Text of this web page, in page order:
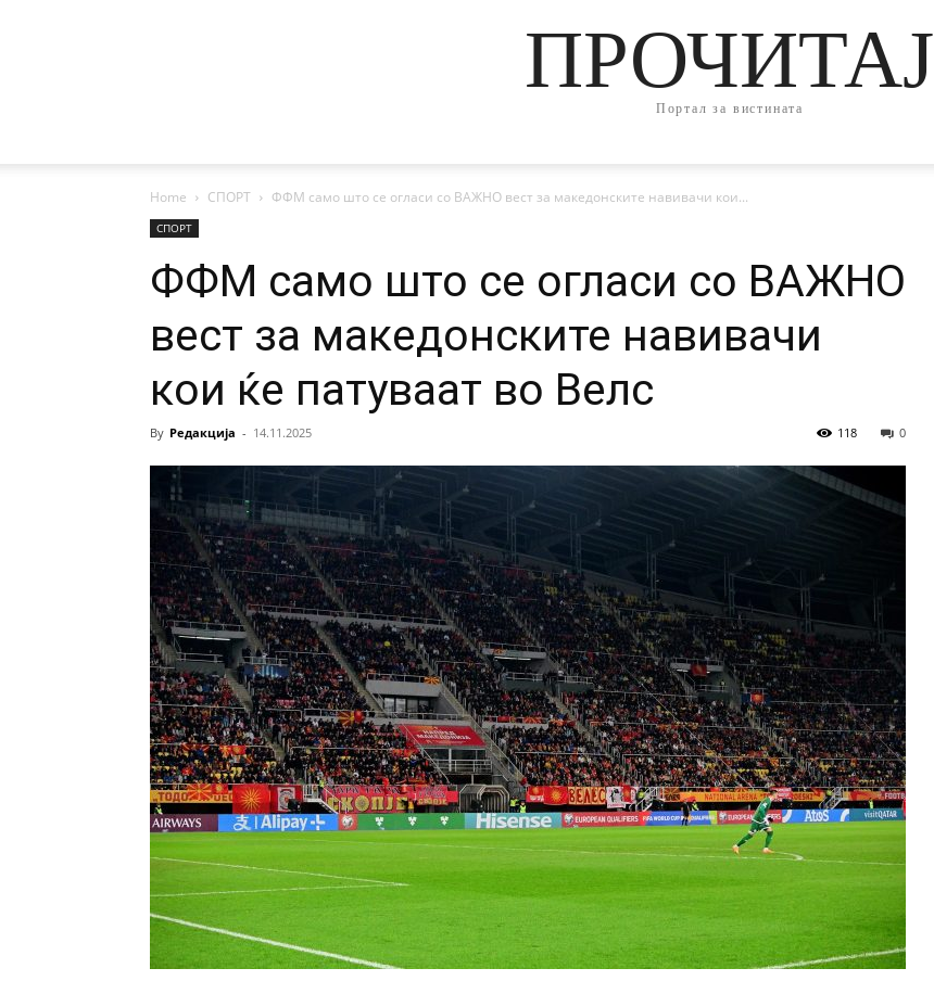
ПРОЧИТАЈ
Портал за вистината
Home СПОРТ ФФМ само што се огласи со ВАЖНО вест за македонските навивачи кои...
СПОРТ
ФФМ само што се огласи со ВАЖНО
вест за македонските навивачи
кои ќе патуваат во Велс
By Редакција - 14.11.2025 0
118